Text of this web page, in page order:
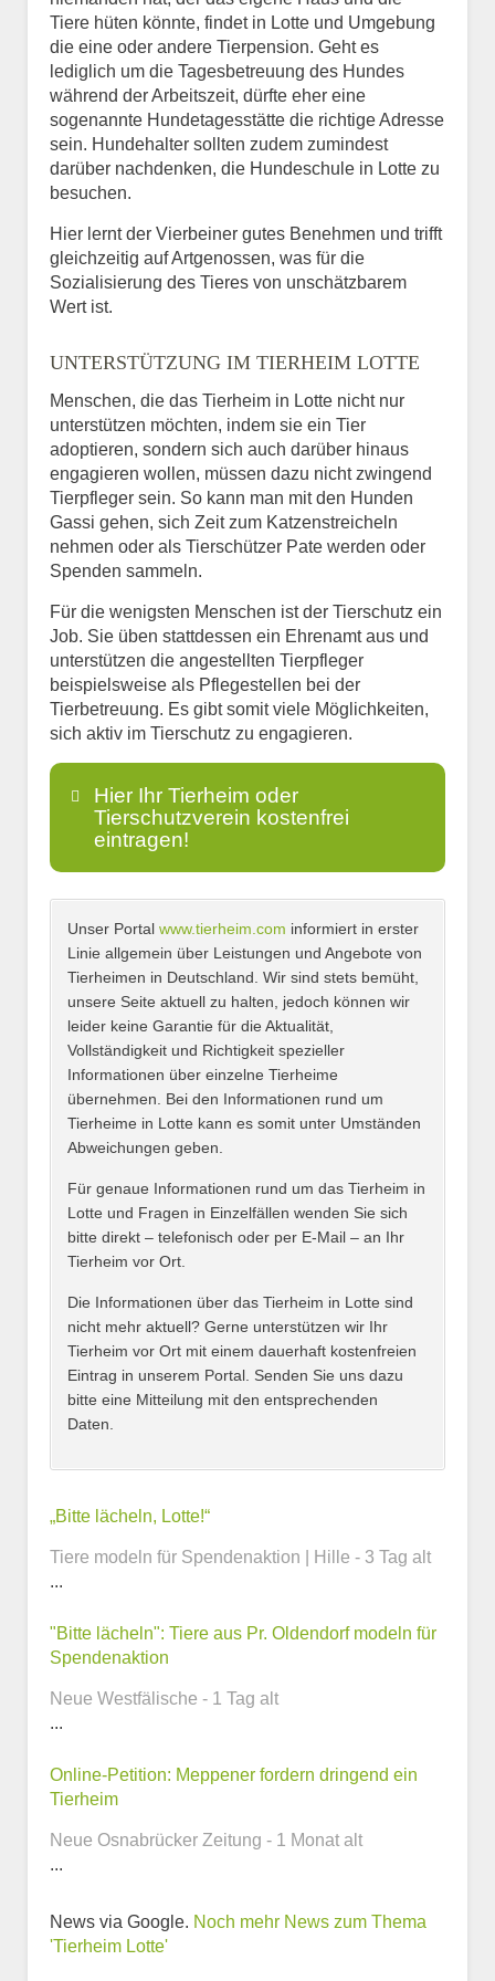
Tiere hüten könnte, findet in Lotte und Umgebung
die eine oder andere Tierpension. Geht es
lediglich um die Tagesbetreuung des Hundes
während der Arbeitszeit, dürfte eher eine
sogenannte Hundetagesstätte die richtige Adresse
sein. Hundehalter sollten zudem zumindest
darüber nachdenken, die Hundeschule in Lotte zu
besuchen.
Hier lernt der Vierbeiner gutes Benehmen und trifft
gleichzeitig auf Artgenossen, was für die
Sozialisierung des Tieres von unschätzbarem
Wert ist.
UNTERSTÜTZUNG IM TIERHEIM LOTTE
Menschen, die das Tierheim in Lotte nicht nur
unterstützen möchten, indem sie ein Tier
adoptieren, sondern sich auch darüber hinaus
engagieren wollen, müssen dazu nicht zwingend
Tierpfleger sein. So kann man mit den Hunden
Gassi gehen, sich Zeit zum Katzenstreicheln
nehmen oder als Tierschützer Pate werden oder
Spenden sammeln.
Für die wenigsten Menschen ist der Tierschutz ein
Job. Sie üben stattdessen ein Ehrenamt aus und
unterstützen die angestellten Tierpfleger
beispielsweise als Pflegestellen bei der
Tierbetreuung. Es gibt somit viele Möglichkeiten,
sich aktiv im Tierschutz zu engagieren.
Hier Ihr Tierheim oder
Tierschutzverein kostenfrei
eintragen!
Name*
E-Mail*
Name des Tierheims*
Kontaktmöglichkeiten
E-Mail-Adresse
Webseite
Weitere Informationen
zum Tierheim
Unser Portal www.tierheim.com informiert in erster
Linie allgemein über Leistungen und Angebote von
Tierheimen in Deutschland. Wir sind stets bemüht,
unsere Seite aktuell zu halten, jedoch können wir
leider keine Garantie für die Aktualität,
Vollständigkeit und Richtigkeit spezieller
Informationen über einzelne Tierheime
übernehmen. Bei den Informationen rund um
Tierheime in Lotte kann es somit unter Umständen
Abweichungen geben.
Für genaue Informationen rund um das Tierheim in
Lotte und Fragen in Einzelfällen wenden Sie sich
bitte direkt – telefonisch oder per E-Mail – an Ihr
Tierheim vor Ort.
Die Informationen über das Tierheim in Lotte sind
nicht mehr aktuell? Gerne unterstützen wir Ihr
Tierheim vor Ort mit einem dauerhaft kostenfreien
Eintrag in unserem Portal. Senden Sie uns dazu
bitte eine Mitteilung mit den entsprechenden
Daten.
„Bitte lächeln, Lotte!“
Tiere modeln für Spendenaktion | Hille - 3 Tag alt
...
"Bitte lächeln": Tiere aus Pr. Oldendorf modeln für
Spendenaktion
Neue Westfälische - 1 Tag alt
...
Online-Petition: Meppener fordern dringend ein
Tierheim
Neue Osnabrücker Zeitung - 1 Monat alt
...
News via Google. Noch mehr News zum Thema
'Tierheim Lotte'